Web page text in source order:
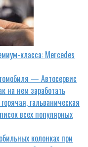
класса: Mercedes
— Автосервис
на нем заработать
гальваническая
всех популярных
колонках при